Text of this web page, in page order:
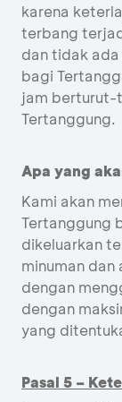
karena
terbang
dan tidak
bagi
jam berturut-
Tertanggung.
Apa yang
Kami akan
Tertanggung
dikeluarkan
minuman
dengan
dengan
yang
Pasal 5 –